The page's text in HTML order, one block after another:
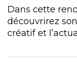
Dans cette
découvrirez
créatif et